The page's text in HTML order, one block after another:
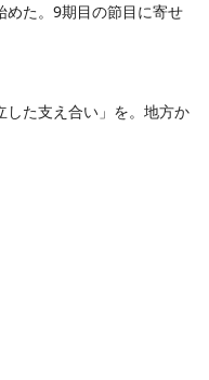
めた。9期目の節目に寄せ
した支え合い」を。地方か